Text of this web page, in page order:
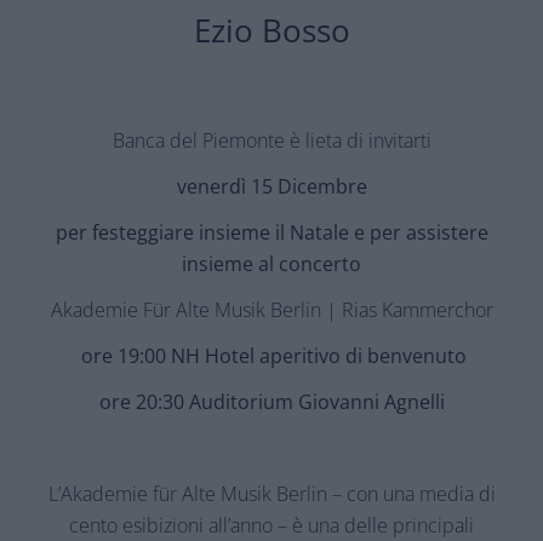
Ezio Bosso
Banca del Piemonte è lieta di invitarti
venerdì 15 Dicembre
per festeggiare insieme il Natale e per assistere
insieme al concerto
Akademie Für Alte Musik Berlin | Rias Kammerchor
ore 19:00 NH Hotel aperitivo di benvenuto
ore 20:30 Auditorium Giovanni Agnelli
L’Akademie für Alte Musik Berlin – con una media di
cento esibizioni all’anno – è una delle principali